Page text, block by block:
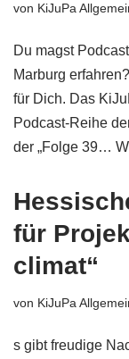
von KiJuPa
Du magst
Marburg
für Dich. Das
Podcast-Reihe
der „Folge 39…
für
climat“
von KiJuPa
s gibt freudige